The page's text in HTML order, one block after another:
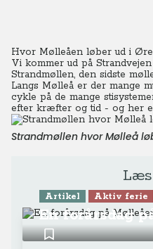
Hvor Mølleåen løber ud i
Vi kommer ud på
Strandmøllen, den sidste
Langs Mølleå er der mange
cykle på de mange
efter kræfter og tid - og her
Strandmøllen hvor Mølleå
Artikel Aktiv ferie
En forårsdag